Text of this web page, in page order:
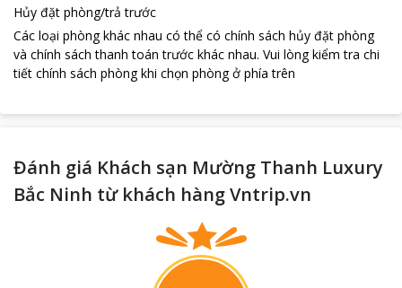
Hủy đặt phòng/trả trước
Các loại phòng khác nhau có thể có chính sách hủy đặt phòng
và chính sách thanh toán trước khác nhau. Vui lòng kiểm tra chi
tiết chính sách phòng khi chọn phòng ở phía trên
Đánh giá Khách sạn Mường Thanh Luxury
Bắc Ninh từ khách hàng Vntrip.vn